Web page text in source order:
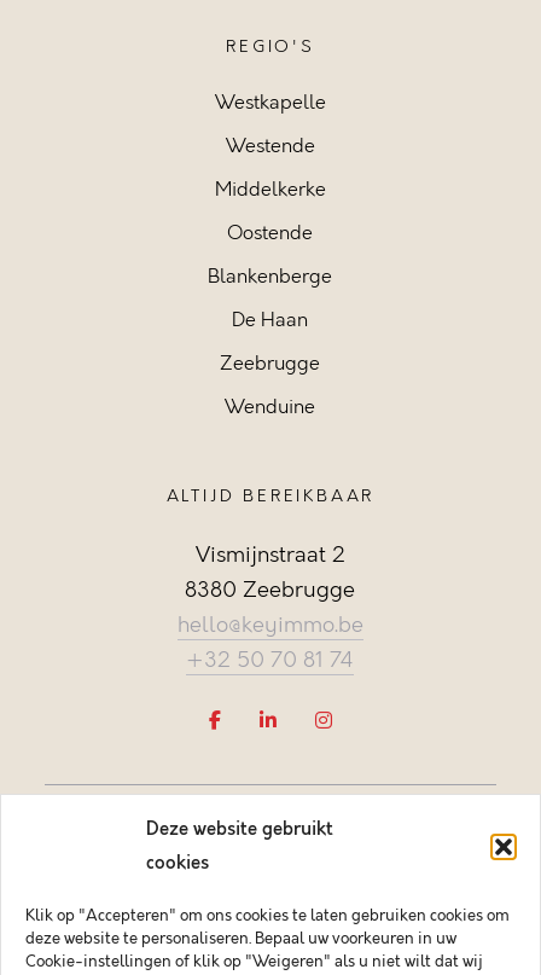
Deze website gebruikt
cookies
Klik op "Accepteren" om ons cookies te laten gebruiken cookies om
deze website te personaliseren. Bepaal uw voorkeuren in uw
Cookie-instellingen of klik op "Weigeren" als u niet wilt dat wij
REGIO'S
Westkapelle
Westende
Middelkerke
Oostende
Blankenberge
De Haan
Zeebrugge
Wenduine
ALTIJD BEREIKBAAR
Vismijnstraat 2
8380 Zeebrugge
hello@keyimmo.be
+32 50 70 81 74
Vastgoedmakelaar-bemiddelaar BIV België BIV 505084